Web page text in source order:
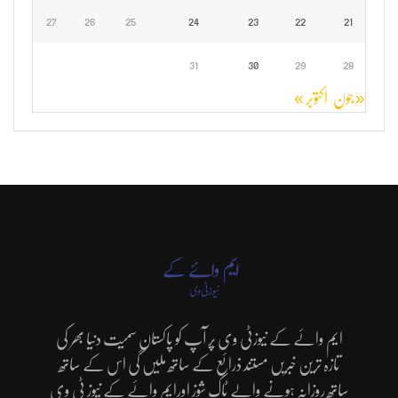
21
22
23
24
25
26
27
28
29
30
31
« جون اکتوبر »
ایم وائے کے نیوزٹی وی پر آپ کو پاکستان سمیت دنیا بھر کی
تازہ ترین خبریں مستند ذرائع کے ساتھ ملیں گی اس کے ساتھ
ساتھ روزانہ ہونے والے ٹاک شوز اورایم وائے کے نیوز ٹی وی